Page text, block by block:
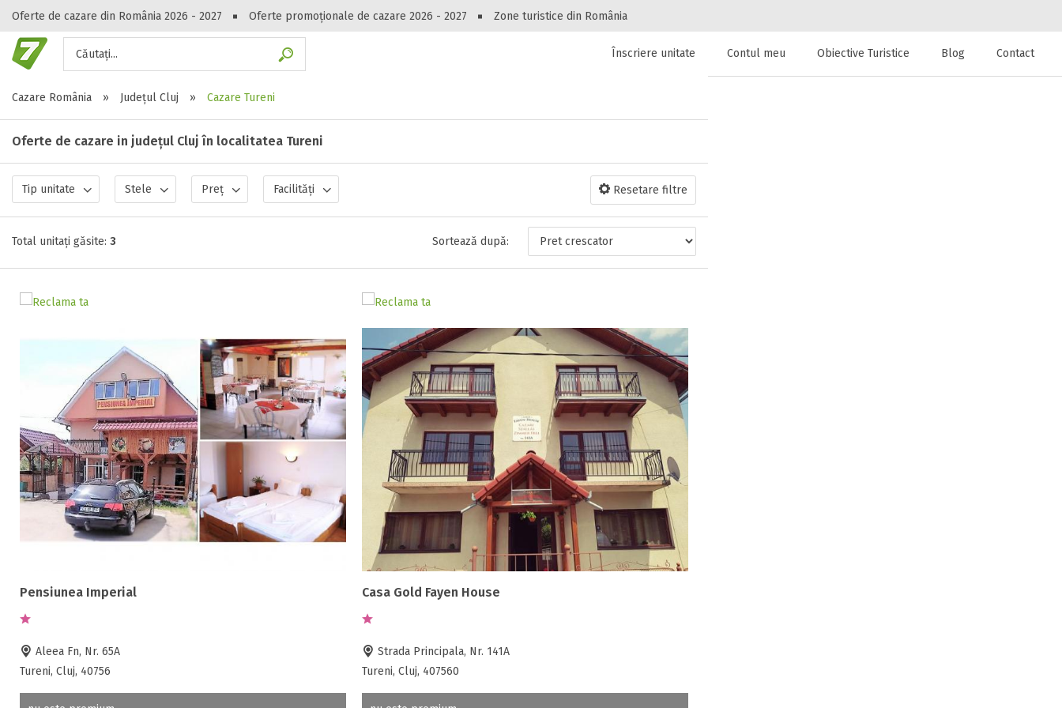
Oferte de cazare din România 2026 - 2027 Oferte promoționale de cazare 2026 - 2027 Zone turistice din România
Căutați...
Peste 10549 oferte de cazare!
Gasești hoteluri, pensiuni, vile, apartamente sau alte unitați de cazare la
Înscriere unitate Contul meu Obiective Turistice Blog Contact
Cazare România
» Județul Cluj » Cazare Tureni
Oferte de cazare in județul Cluj în localitatea Tureni
Tip unitate Stele Preț Facilități Resetare filtre
Total unitați găsite: 3 Sortează după:
Pensiunea Imperial
Aleea Fn, Nr. 65A
Tureni, Cluj, 40756
Casa Gold Fayen House
Strada Principala, Nr. 141A
Tureni, Cluj, 407560